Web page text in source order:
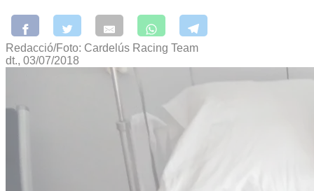
Redacció/Foto: Cardelús Racing Team
dt., 03/07/2018